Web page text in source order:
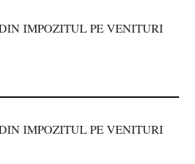
IMPOZITUL PE VENITURI
IMPOZITUL PE VENITURI